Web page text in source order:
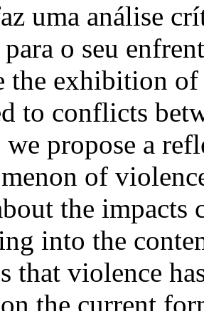
uma análise
o seu
the exhibition
to conflicts
we propose a
of
the impacts
into the
that violence
the current